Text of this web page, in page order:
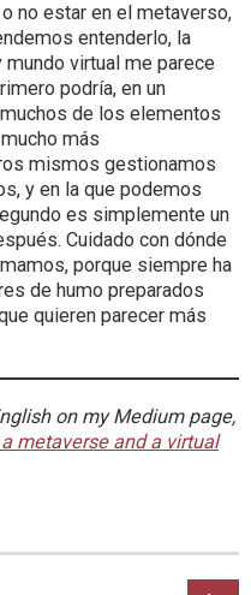
no estar en el metaverso,
entenderlo, la
virtual me parece
podría, en un
de los elementos
más
mismos gestionamos
y en la que podemos
es simplemente un
Cuidado con dónde
porque siempre ha
de humo preparados
quieren parecer más
on my Medium page,
metaverse and a virtual